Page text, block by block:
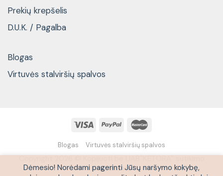
Prekių krepšelis
D.U.K. / Pagalba
Blogas
Virtuvės stalviršių spalvos
Blogas Virtuvės stalviršių spalvos
Copyright 2026 © Kopijuoti be UAB''KETORA'' sutikimo
draudžiama
Dėmesio! Norėdami pagerinti Jūsų naršymo kokybę,